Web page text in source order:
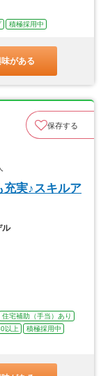
積極採用中
がある
保存する
充実♪スキルア
ル
住宅補助（手当）あり
以上
積極採用中